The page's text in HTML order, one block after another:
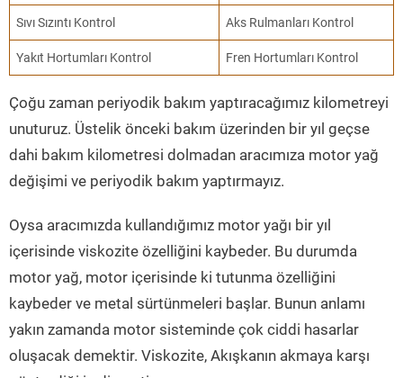
Sıvı Sızıntı Kontrol Aks Rulmanları Kontrol
Yakıt Hortumları Kontrol Fren Hortumları Kontrol
Çoğu zaman periyodik bakım yaptıracağımız kilometreyi
unuturuz. Üstelik önceki bakım üzerinden bir yıl geçse
dahi bakım kilometresi dolmadan aracımıza motor yağ
değişimi ve periyodik bakım yaptırmayız.
Oysa aracımızda kullandığımız motor yağı bir yıl
içerisinde viskozite özelliğini kaybeder. Bu durumda
motor yağ, motor içerisinde ki tutunma özelliğini
kaybeder ve metal sürtünmeleri başlar. Bunun anlamı
yakın zamanda motor sisteminde çok ciddi hasarlar
oluşacak demektir. Viskozite, Akışkanın akmaya karşı